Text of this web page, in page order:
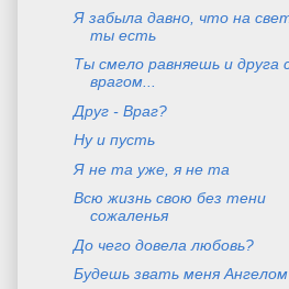
Я забыла давно, что на
ты есть
Ты смело равняешь и друга
врагом...
Друг - Враг?
Ну и пусть
Я не та уже, я не та
Всю жизнь свою без тени
сожаленья
До чего довела любовь?
Будешь звать меня Ангелом